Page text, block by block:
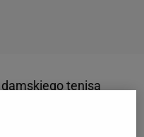
tenisa
która jeszcze kilka lat